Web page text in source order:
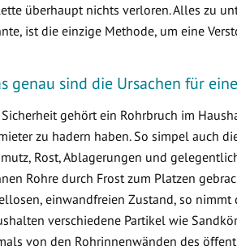
überhaupt nichts verloren. Alles zu
ist die einzige Methode, um eine
genau sind die Ursachen für
gehört ein Rohrbruch im
zu hadern haben. So simpel auch
Rost, Ablagerungen und
Rohre durch Frost zum Platzen
einwandfreien Zustand, so nimmt
verschiedene Partikel wie
von den Rohrinnenwänden des